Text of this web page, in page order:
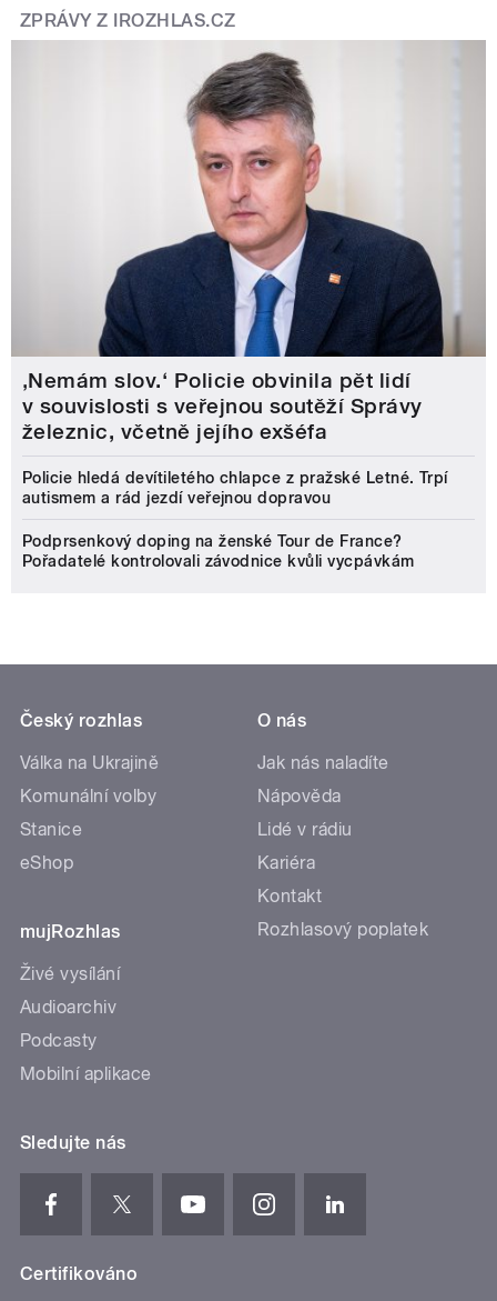
ZPRÁVY Z IROZHLAS.CZ
‚Nemám slov.‘ Policie obvinila pět lidí
v souvislosti s veřejnou soutěží Správy
železnic, včetně jejího exšéfa
Policie hledá devítiletého chlapce z pražské Letné. Trpí
autismem a rád jezdí veřejnou dopravou
Podprsenkový doping na ženské Tour de France?
Pořadatelé kontrolovali závodnice kvůli vycpávkám
Český rozhlas
Válka na Ukrajině
Komunální volby
Stanice
eShop
mujRozhlas
Živé vysílání
Audioarchiv
Podcasty
Mobilní aplikace
O nás
Jak nás naladíte
Nápověda
Lidé v rádiu
Kariéra
Kontakt
Rozhlasový poplatek
Sledujte nás
Certifikováno